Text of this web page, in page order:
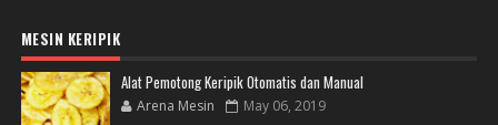
MESIN KERIPIK
Alat Pemotong Keripik Otomatis dan Manual
Arena Mesin May 06, 2019